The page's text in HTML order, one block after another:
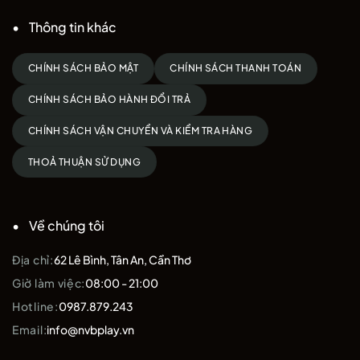
Thông tin khác
CHÍNH SÁCH BẢO MẬT CHÍNH SÁCH THANH TOÁN
CHÍNH SÁCH BẢO HÀNH ĐỔI TRẢ
CHÍNH SÁCH VẬN CHUYỂN VÀ KIỂM TRA HÀNG
THOẢ THUẬN SỬ DỤNG
Về chúng tôi
Địa chỉ:62 Lê Bình, Tân An, Cần Thơ
Giờ làm việc:08:00 - 21:00
Hotline:0987.879.243
Email:info@nvbplay.vn